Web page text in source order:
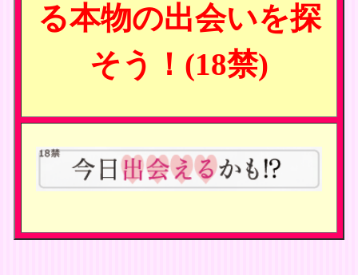
る本物の出会いを探
そう！(18禁)